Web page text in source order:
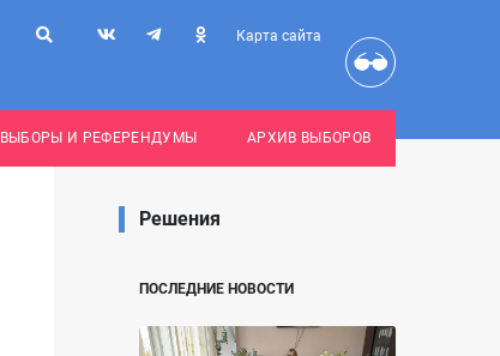
Карта сайта
ВЫБОРЫ И РЕФЕРЕНДУМЫ АРХИВ ВЫБОРОВ
Решения
ПОСЛЕДНИЕ НОВОСТИ